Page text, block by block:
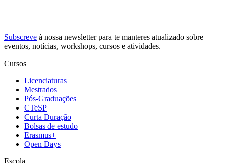
Subscreve à nossa newsletterpara te manteres atualizado sobre
eventos, notícias, workshops, cursos e atividades.
Cursos
Licenciaturas
Mestrados
Pós-Graduações
CTeSP
Curta Duração
Bolsas de estudo
Erasmus+
Open Days
Escola